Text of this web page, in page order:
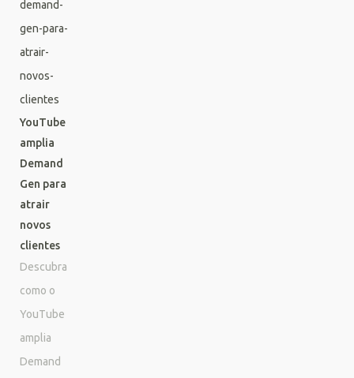
YouTube
amplia
Demand
Gen para
atrair
novos
clientes
Descubra
como o
YouTube
amplia
Demand